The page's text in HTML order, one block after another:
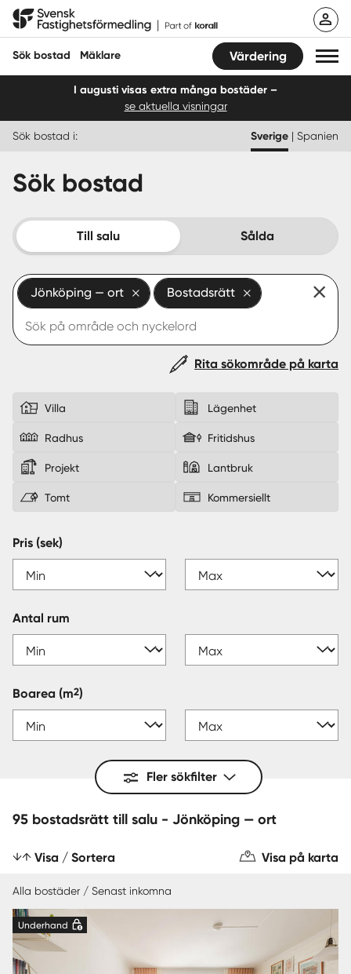
Hoppa
Svensk Fastighetsförmedling
Sök bostad Mäklare Värdering
Sälja
Köpa
Start
Logga in
I augusti visas extra många bostäder –
se aktuella visningar
Sök bostad i: Sverige | Spanien
Sök bostad
Till salu Sålda
Jönköping — ort Bostadsrätt
Rita sökområde på karta
Villa Lägenhet
Radhus Fritidshus
Projekt Lantbruk
Tomt Kommersiellt
Pris (sek)
Antal rum
Boarea (m2)
Fler sökfilter
95 bostadsrätt till salu - Jönköping — ort
Visa / Sortera Visa på karta
Alla bostäder / Senast inkomna
Underhand